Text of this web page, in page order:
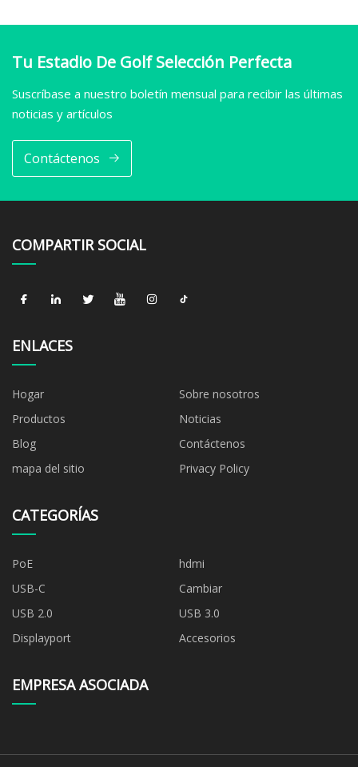
Tu Estadio De Golf Selección Perfecta
Suscríbase a nuestro boletín mensual para recibir las últimas
noticias y artículos
Contáctenos
COMPARTIR SOCIAL
ENLACES
Hogar
Sobre nosotros
Productos
Noticias
Blog
Contáctenos
mapa del sitio
Privacy Policy
CATEGORÍAS
PoE
hdmi
USB-C
Cambiar
USB 2.0
USB 3.0
Displayport
Accesorios
EMPRESA ASOCIADA